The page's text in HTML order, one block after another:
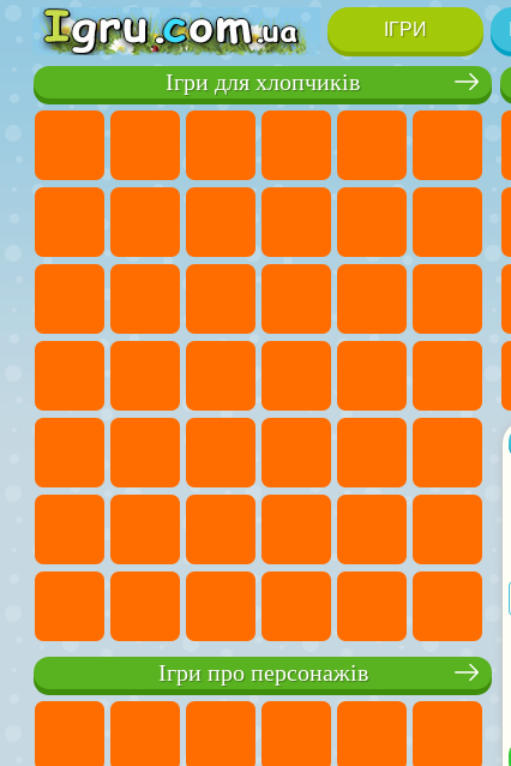
ІГРИ
Ігри для хлопчиків
Ігри про персонажів